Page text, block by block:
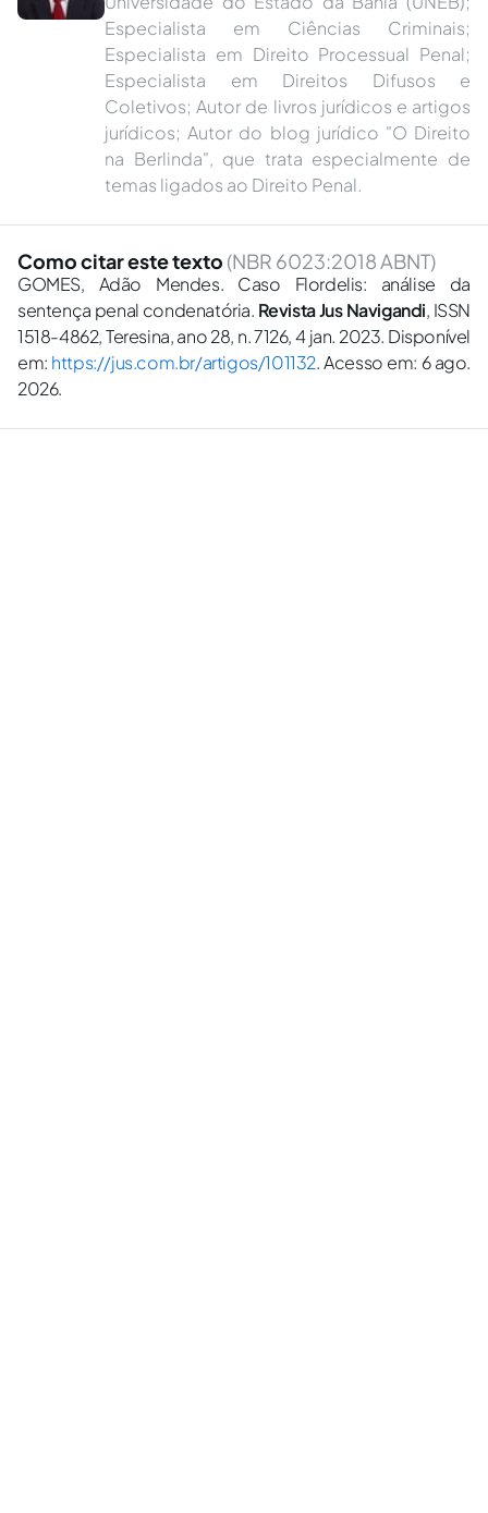
Especialista em Ciências Criminais;
Especialista em Direito Processual Penal;
Especialista em Direitos Difusos e
Coletivos; Autor de livros jurídicos e artigos
jurídicos; Autor do blog jurídico "O Direito
na Berlinda", que trata especialmente de
temas ligados ao Direito Penal.
Como citar este texto (NBR 6023:2018 ABNT)
GOMES, Adão Mendes. Caso Flordelis: análise da
sentença penal condenatória. Revista Jus Navigandi, ISSN
1518-4862, Teresina, ano 28, n. 7126, 4 jan. 2023. Disponível
em: https://jus.com.br/artigos/101132. Acesso em: 6 ago.
2026.